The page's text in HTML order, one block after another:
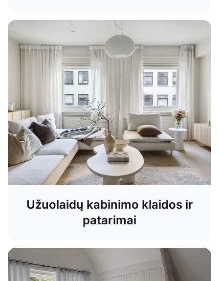
Užuolaidų kabinimo klaidos ir
patarimai
Kokias užuolaidas pasirinkti vaikų